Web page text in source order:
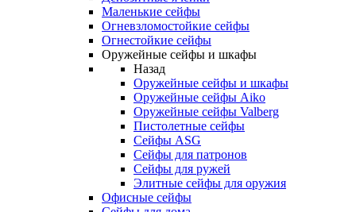
Маленькие сейфы
Огневзломостойкие сейфы
Огнестойкие сейфы
Оружейные сейфы и шкафы
Назад
Оружейные сейфы и шкафы
Оружейные сейфы Aiko
Оружейные сейфы Valberg
Пистолетные сейфы
Сейфы ASG
Сейфы для патронов
Сейфы для ружей
Элитные сейфы для оружия
Офисные сейфы